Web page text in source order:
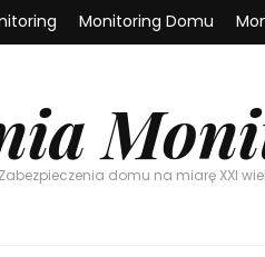
Monitoring Domu
Zabezpieczenia domu na miarę XXI